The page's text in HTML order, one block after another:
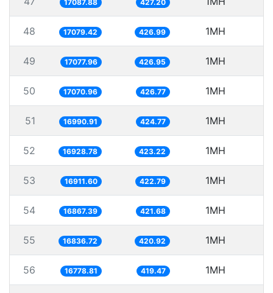
17087.88 427.20
48 17079.42 426.99 1MH
49 17077.96 426.95 1MH
50 17070.96 426.77 1MH
51 16990.91 424.77 1MH
52 16928.78 423.22 1MH
53 16911.60 422.79 1MH
54 16867.39 421.68 1MH
55 16836.72 420.92 1MH
56 16778.81 419.47 1MH